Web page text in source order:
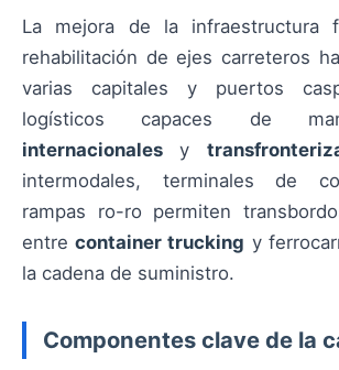
La mejora de la infraestructura
rehabilitación de ejes carreteros
varias capitales y puertos
logísticos capaces de
internacionales y
intermodales, terminales de
rampas ro-ro permiten
entrecontainer trucking y
la cadena de suministro.
Componentes clave de la